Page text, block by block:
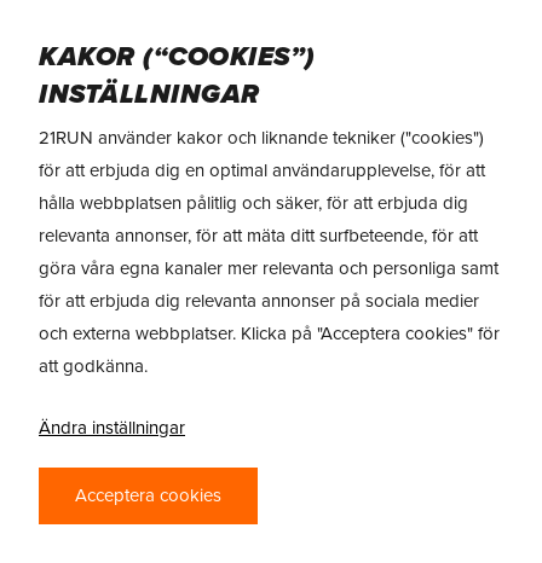
KAKOR (“COOKIES”)
INSTÄLLNINGAR
21RUN använder kakor och liknande tekniker ("cookies")
för att erbjuda dig en optimal användarupplevelse, för att
hålla webbplatsen pålitlig och säker, för att erbjuda dig
relevanta annonser, för att mäta ditt surfbeteende, för att
göra våra egna kanaler mer relevanta och personliga samt
för att erbjuda dig relevanta annonser på sociala medier
och externa webbplatser. Klicka på "Acceptera cookies" för
att godkänna.
Ändra inställningar
Acceptera cookies